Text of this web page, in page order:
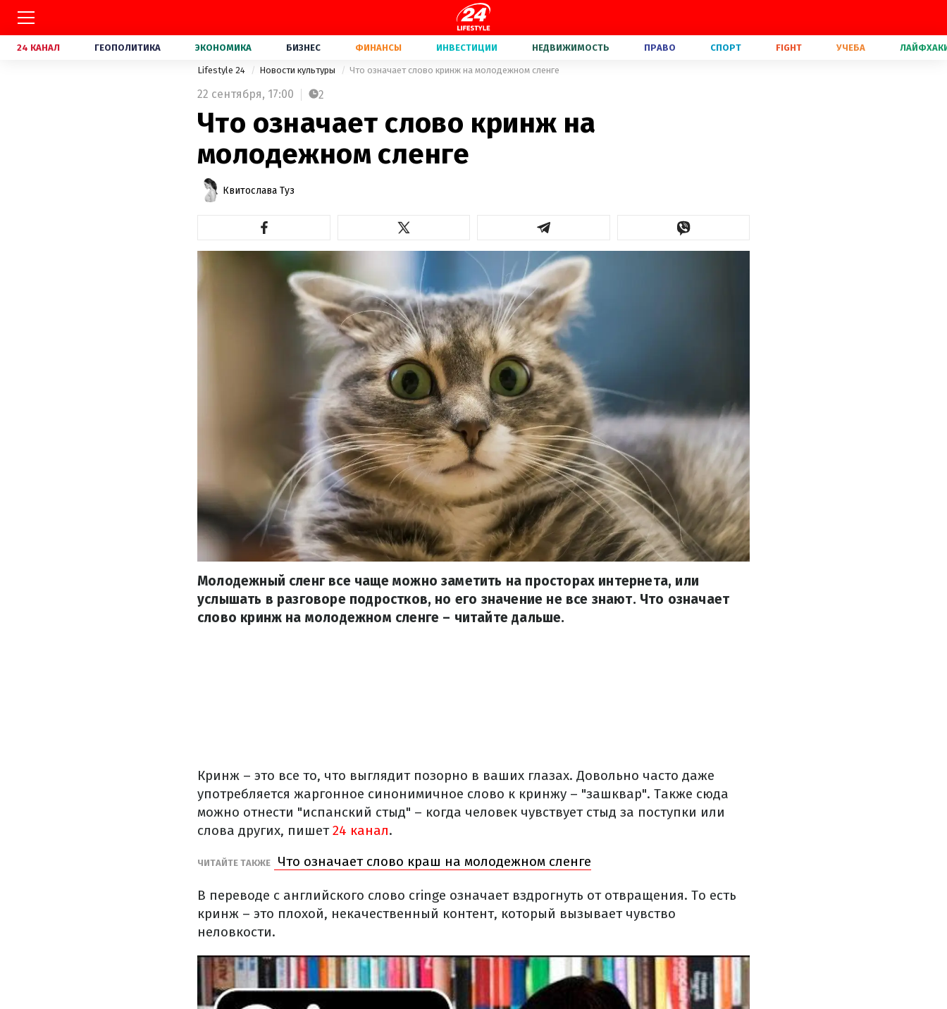
24 КАНАЛ ГЕОПОЛИТИКА ЭКОНОМИКА БИЗНЕС ФИНАНСЫ ИНВЕСТИЦИИ НЕДВИЖИМОСТЬ ПРАВО СПОРТ FIGHT УЧЕБА
Lifestyle 24 Новости культуры Что означает слово кринж на молодежном сленге
22 сентября, 17:00 2
Что означает слово кринж на
молодежном сленге
Квитослава Туз
Молодежный сленг все чаще можно заметить на просторах интернета, или
услышать в разговоре подростков, но его значение не все знают. Что означает
слово кринж на молодежном сленге – читайте дальше.
Кринж – это все то, что выглядит позорно в ваших глазах. Довольно часто даже
употребляется жаргонное синонимичное слово к кринжу – "зашквар". Также сюда
можно отнести "испанский стыд" – когда человек чувствует стыд за поступки или
слова других, пишет24 канал.
ЧИТАЙТЕ ТАКЖЕ Что означает слово краш на молодежном сленге
В переводе с английского слово cringe означает вздрогнуть от отвращения. То есть
кринж – это плохой, некачественный контент, который вызывает чувство
неловкости.